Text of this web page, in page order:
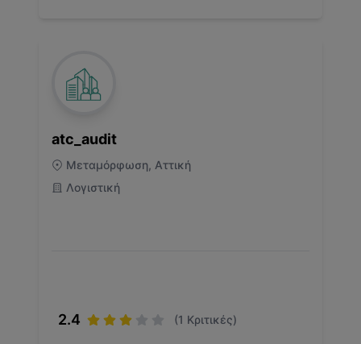
atc_audit
Μεταμόρφωση, Αττική
Λογιστική
2.4 (1 Κριτικές)